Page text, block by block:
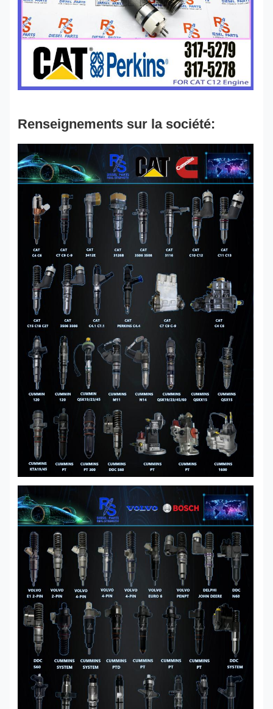
Renseignements sur la société: